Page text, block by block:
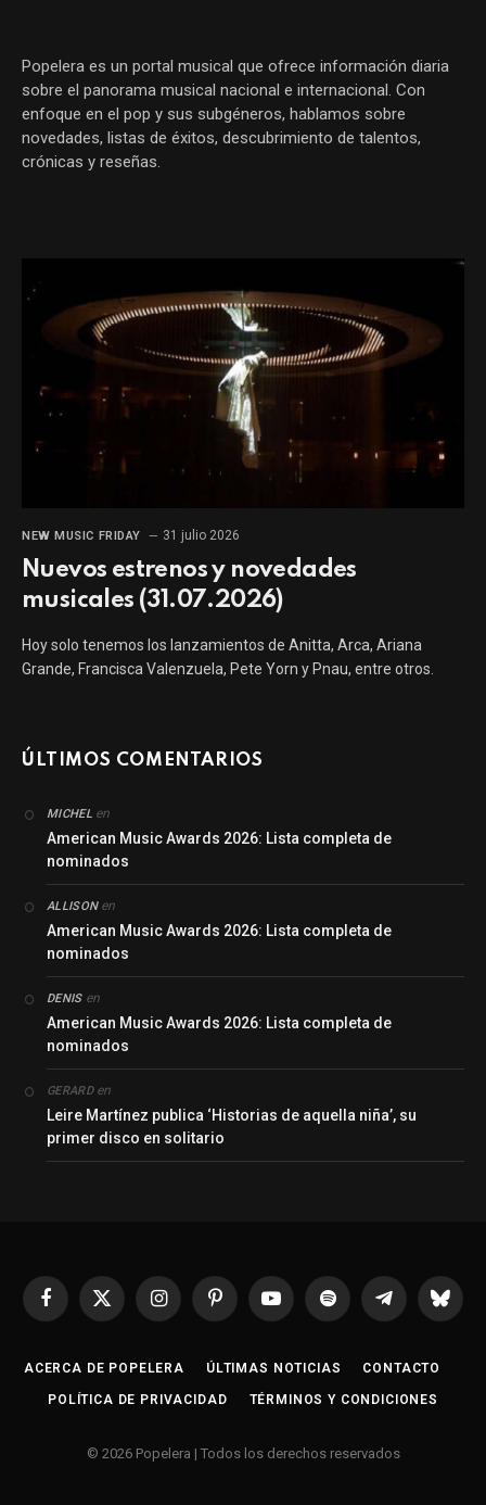
Popelera es un portal musical que ofrece información diaria
sobre el panorama musical nacional e internacional. Con
enfoque en el pop y sus subgéneros, hablamos sobre
novedades, listas de éxitos, descubrimiento de talentos,
crónicas y reseñas.
NEW MUSIC FRIDAY 31 julio 2026
Nuevos estrenos y novedades
musicales (31.07.2026)
Hoy solo tenemos los lanzamientos de Anitta, Arca, Ariana
Grande, Francisca Valenzuela, Pete Yorn y Pnau, entre otros.
ÚLTIMOS COMENTARIOS
MICHEL en
American Music Awards 2026: Lista completa de
nominados
ALLISONen
American Music Awards 2026: Lista completa de
nominados
DENISen
American Music Awards 2026: Lista completa de
nominados
GERARDen
Leire Martínez publica ‘Historias de aquella niña’, su
primer disco en solitario
Facebook
X
InstagramPinterestYouTubeSpotify Telegrama
ACERCA DE POPELERA ÚLTIMAS NOTICIAS CONTACTO
POLÍTICA DE PRIVACIDAD TÉRMINOS Y CONDICIONES
© 2026 Popelera | Todos los derechos reservados